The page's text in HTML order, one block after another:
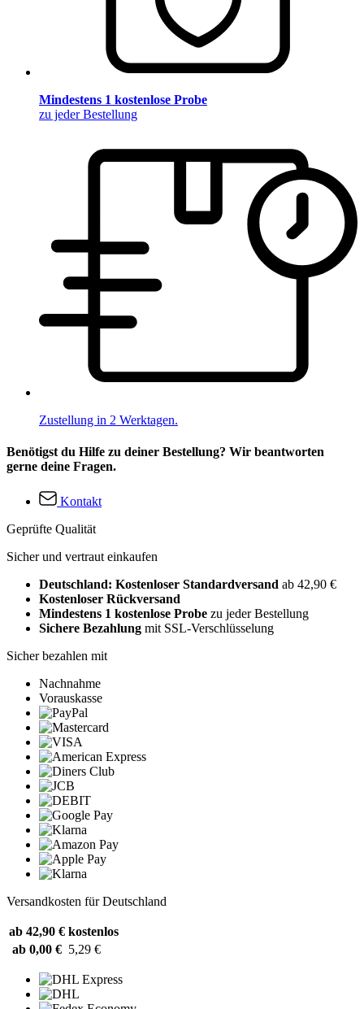
Mindestens 1 kostenlose Probe
zu jeder Bestellung
Zustellung in 2 Werktagen.
Benötigst du Hilfe zu deiner Bestellung? Wir beantworten
gerne deine Fragen.
Kontakt
Geprüfte Qualität
Sicher und vertraut einkaufen
Deutschland: Kostenloser Standardversand ab 42,90 €
Kostenloser Rückversand
Mindestens 1 kostenlose Probe zu jeder Bestellung
Sichere Bezahlung mit SSL-Verschlüsselung
Sicher bezahlen mit
Nachnahme
Vorauskasse
Versandkosten für Deutschland
ab 42,90 € kostenlos
ab 0,00 € 5,29 €